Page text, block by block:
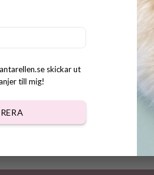
skickar ut
till mig!